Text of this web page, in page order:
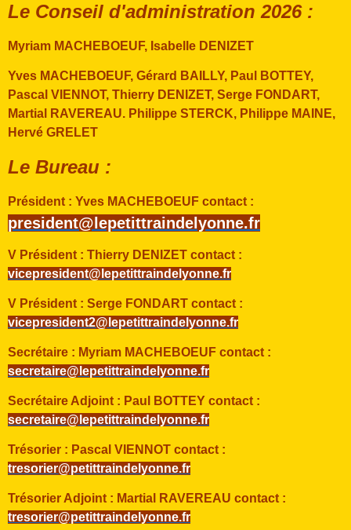
Le Conseil d'administration 2026 :
Myriam MACHEBOEUF, Isabelle DENIZET
Yves MACHEBOEUF, Gérard BAILLY, Paul BOTTEY,
Pascal VIENNOT, Thierry DENIZET, Serge FONDART,
Martial RAVEREAU. Philippe STERCK, Philippe MAINE,
Hervé GRELET
Le Bureau :
Président : Yves MACHEBOEUF contact :
president@lepetittraindelyonne.fr
V Président : Thierry DENIZET contact :
vicepresident@lepetittraindelyonne.fr
V Président : Serge FONDART contact :
vicepresident2@lepetittraindelyonne.fr
Secrétaire : Myriam MACHEBOEUF contact :
secretaire@ lepetittraindelyonne.fr
Secrétaire Adjoint : Paul BOTTEY contact :
secretaire@ lepetittraindelyonne.fr
Trésorier : Pascal VIENNOT contact :
tresorier@petittraindelyonne.fr
Trésorier Adjoint : Martial RAVEREAU contact :
tresorier@petittraindelyonne.fr